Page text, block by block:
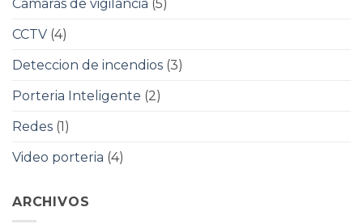
Camaras de vigilancia (5)
CCTV (4)
Deteccion de incendios (3)
Porteria Inteligente (2)
Redes (1)
Video porteria (4)
ARCHIVOS